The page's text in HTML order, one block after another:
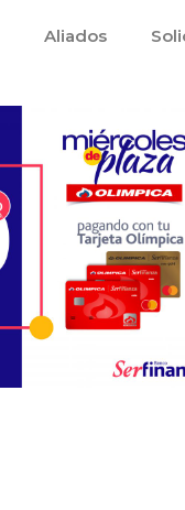
Aliados